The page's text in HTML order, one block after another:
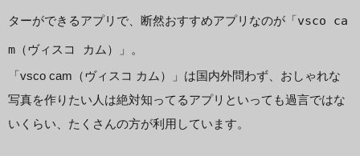
ターができるアプリで、断然おすすめアプリなのが「vsco ca
m（ヴィスコ カム）」。
「vsco cam（ヴィスコ カム）」は国内外問わず、おしゃれな
写真を作りたい人は絶対知ってるアプリといっても過言ではな
いくらい、たくさんの方が利用しています。